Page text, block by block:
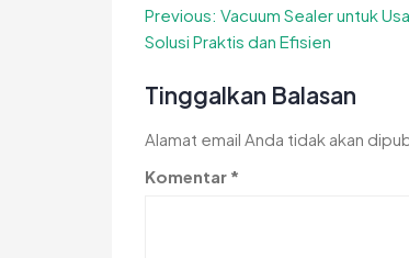
Navigasi
pos
Previous: Vacuum Sealer untuk
Solusi Praktis dan Efisien
Tinggalkan Balasan
Alamat email Anda tidak akan
Komentar *